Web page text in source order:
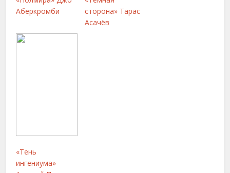
Аберкромби
сторона» Тарас
Асачёв
«Тень
ингениума»